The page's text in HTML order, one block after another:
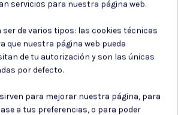
cualquier momento. Para ello, consulte nuestra
de contacto en el aviso legal.
mis datos para los fines indicados en la
mis datos personales para recibir publicidad
servicios para nuestra página web.
ser de varios tipos: las cookies técnicas
que nuestra página web pueda
de tu autorización y son las únicas
por defecto.
para mejorar nuestra página, para
a tus preferencias, o para poder